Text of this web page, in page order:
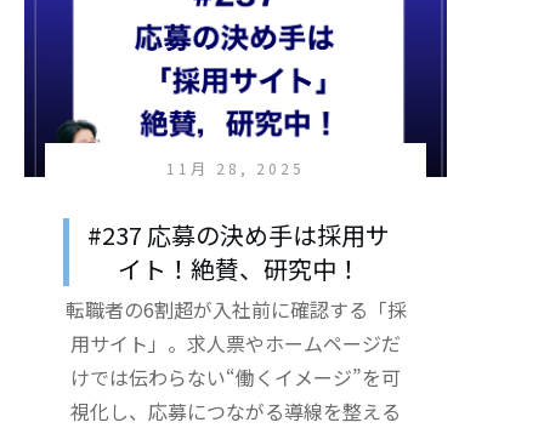
11月 28, 2025
#237 応募の決め手は採用サ
イト！絶賛、研究中！
転職者の6割超が入社前に確認する「採
用サイト」。求人票やホームページだ
けでは伝わらない“働くイメージ”を可
視化し、応募につながる導線を整える